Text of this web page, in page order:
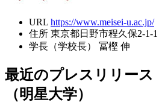
URL https://www.meisei-u.ac.jp/
住所 東京都日野市程久保2-1-1
学長（学校長）
冨樫 伸
最近のプレスリリース
（明星大学）